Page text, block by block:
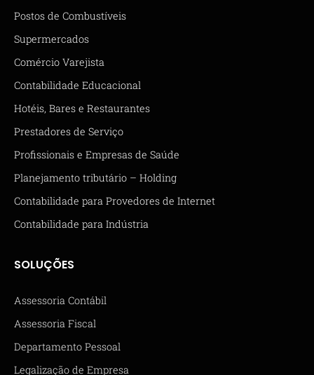
Postos de Combustíveis
Supermercados
Comércio Varejista
Contabilidade Educacional
Hotéis, Bares e Restaurantes
Prestadores de Serviço
Profissionais e Empresas de Saúde
Planejamento tributário – Holding
Contabilidade para Provedores de Internet
Contabilidade para Indústria
SOLUÇÕES
Assessoria Contábil
Assessoria Fiscal
Departamento Pessoal
Legalização de Empresa